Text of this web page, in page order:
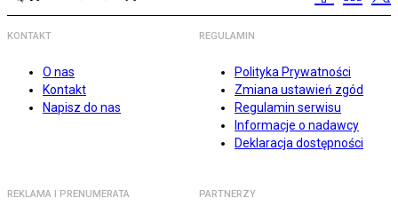
KONTAKT
O nas
Kontakt
Napisz do nas
REGULAMIN
Polityka Prywatności
Zmiana ustawień zgód
Regulamin serwisu
Informacje o nadawcy
Deklaracja dostępności
REKLAMA I PRENUMERATA PARTNERZY